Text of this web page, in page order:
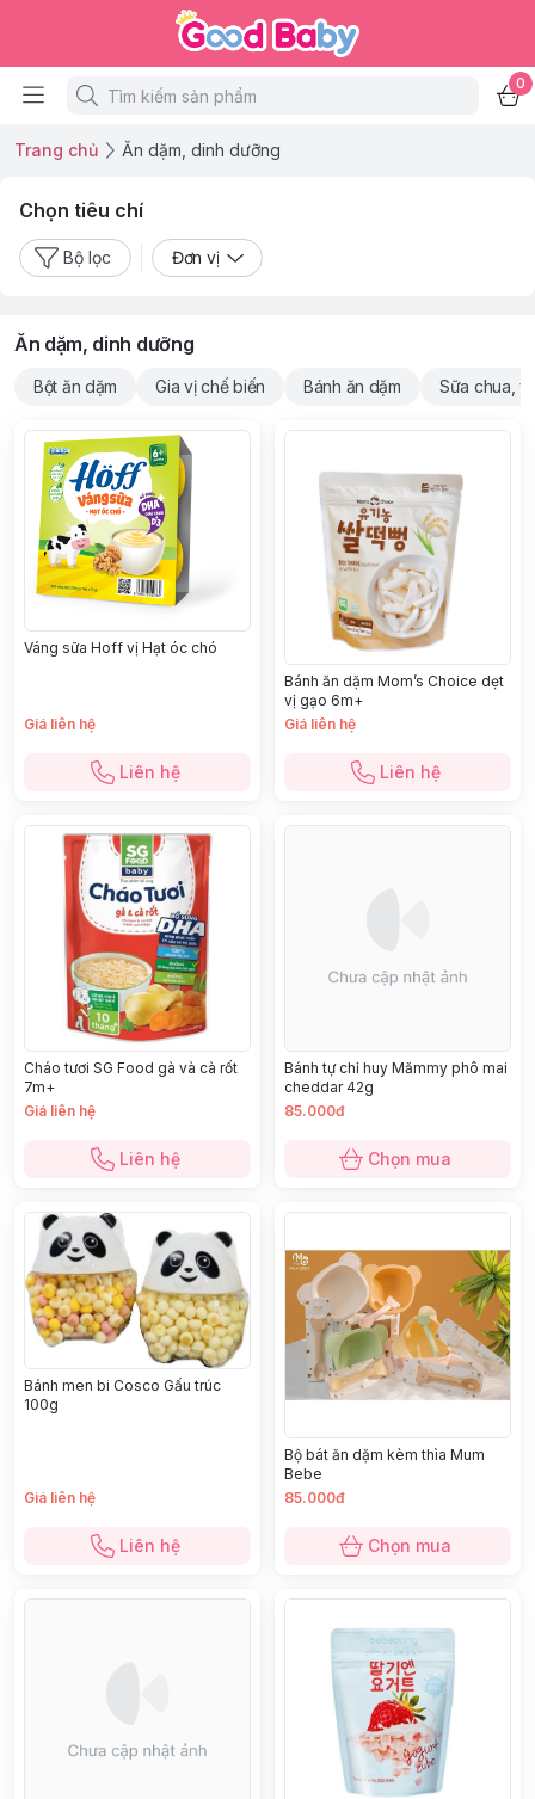
0
Trang chủ Ăn dặm, dinh dưỡng
Chọn tiêu chí
Bộ lọc Đơn vị
Ăn dặm, dinh dưỡng
Bột ăn dặm Gia vị chế biến Bánh ăn dặm Sữa chua,
Váng sữa Hoff vị Hạt óc chó
Giá liên hệ
Liên hệ
Bánh ăn dặm Mom’s Choice dẹt
vị gạo 6m+
Giá liên hệ
Liên hệ
Cháo tươi SG Food gà và cà rốt
7m+
Giá liên hệ
Liên hệ
Bánh tự chỉ huy Mămmy phô mai
cheddar 42g
85.000đ
Chọn mua
Bánh men bi Cosco Gấu trúc
100g
Giá liên hệ
Liên hệ
Bộ bát ăn dặm kèm thìa Mum
Bebe
85.000đ
Chọn mua